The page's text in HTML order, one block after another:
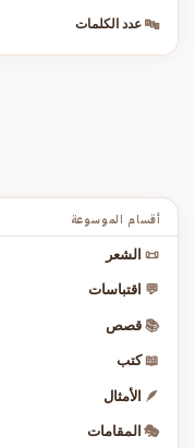
🔤 عدد الكلمات
أقسام الموسوعة
📜 الشعر
💬 اقتباسات
📚 قصص
📖 كتب
🪶 الأمثال
🎭 المقامات